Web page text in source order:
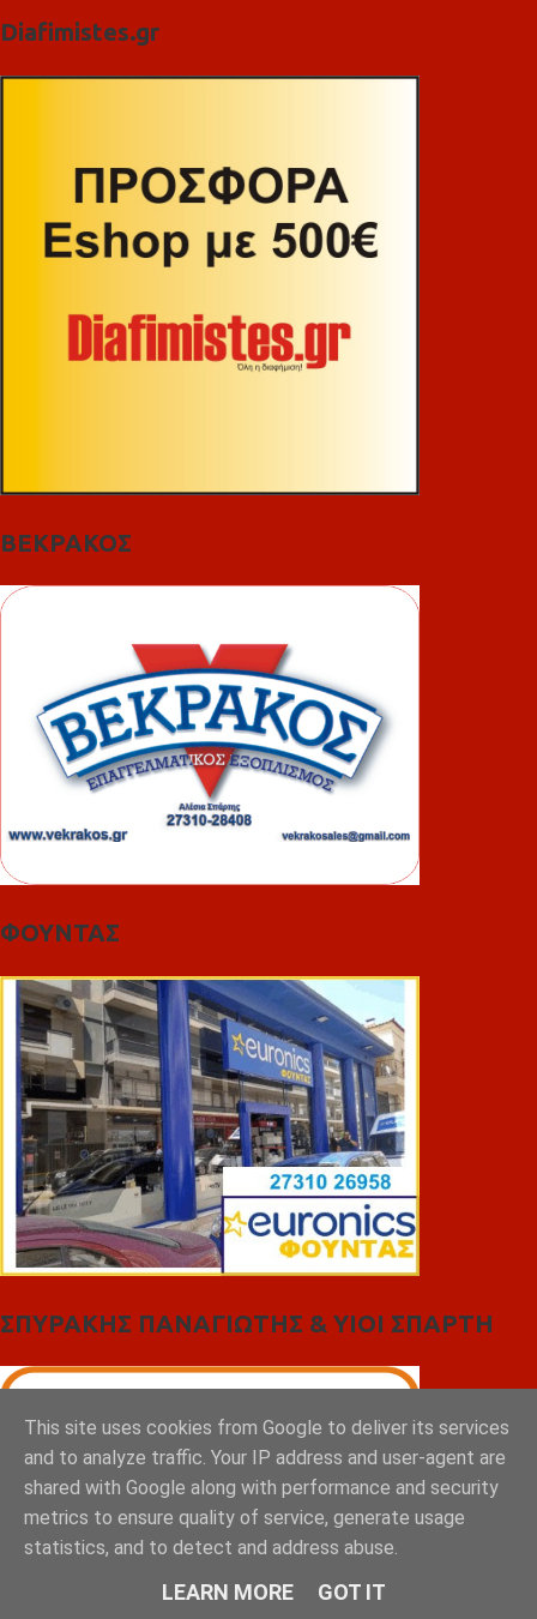
Diafimistes.gr
ΒΕΚΡΑΚΟΣ
ΦΟΥΝΤΑΣ
ΣΠΥΡΑΚΗΣ ΠΑΝΑΓΙΩΤΗΣ & YIOI ΣΠΑΡΤΗ
This site uses cookies from Google to deliver its services
and to analyze traffic. Your IP address and user-agent are
shared with Google along with performance and security
metrics to ensure quality of service, generate usage
statistics, and to detect and address abuse.
LEARN MORE GOT IT